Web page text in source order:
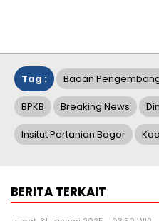
Tag : Badan
BPKB Breaking News
Insitut Pertanian Bogor
BERITA TERKAIT